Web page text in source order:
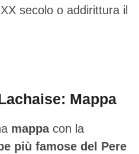
secolo o addirittura il
Mappa
mappacon la
più famose del Pere